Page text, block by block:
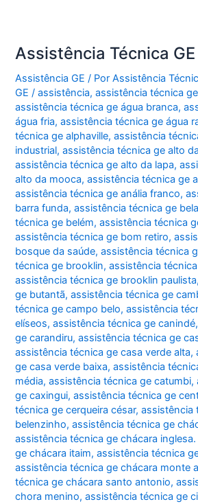
Assistência Técnica
Assistência GE / PorAssistência
GE/assistência,assistência técnica
assistência técnica ge água branca,
água fria,assistência técnica ge água
técnica ge alphaville,assistência
industrial,assistência técnica ge alto
assistência técnica ge alto da lapa,
alto da mooca,assistência técnica ge
assistência técnica ge anália franco,
barra funda,assistência técnica ge
técnica ge belém,assistência técnica
assistência técnica ge bom retiro,
bosque da saúde,assistência técnica
técnica ge brooklin,assistência
assistência técnica ge brooklin paulista
ge butantã,assistência técnica ge
técnica ge campo belo,assistência
elíseos,assistência técnica ge canindé
ge carandiru,assistência técnica ge
assistência técnica ge casa verde alta,
ge casa verde baixa,assistência
média,assistência técnica ge catumbi,
ge caxingui,assistência técnica ge
técnica ge cerqueira césar,assistência
belenzinho,assistência técnica ge
assistência técnica ge chácara
ge chácara itaim,assistência técnica
assistência técnica ge chácara monte
técnica ge chácara santo antonio,
chora menino,assistência técnica ge